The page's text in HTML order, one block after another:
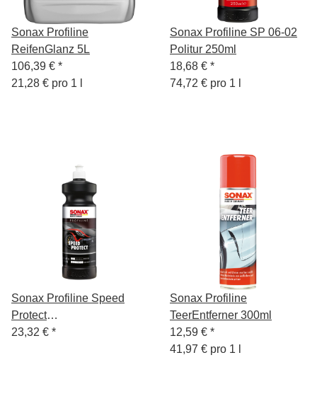
Sonax Profiline
ReifenGlanz 5L
106,39 € *
21,28 € pro 1 l
Sonax Profiline SP 06-02
Politur 250ml
18,68 € *
74,72 € pro 1 l
Sonax Profiline Speed
Protect
Wachsversiegelung 1L
23,32 € *
Sonax Profiline
TeerEntferner 300ml
12,59 € *
41,97 € pro 1 l